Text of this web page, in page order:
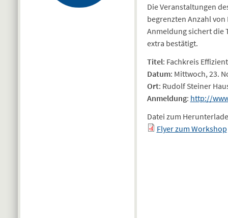
Die Veranstaltungen
begrenzten Anzahl
Anmeldung sichert die
extra bestätigt.
Titel: Fachkreis
Datum: Mittwoch, 23.
Ort: Rudolf Steiner
Anmeldung: http://
Datei zum
Flyer zum Workshop